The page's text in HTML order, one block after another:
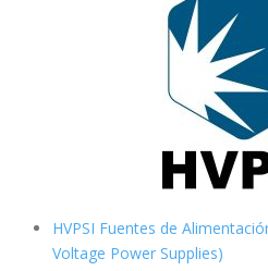
HVPSI Fuentes de
Voltage Power Supplies)